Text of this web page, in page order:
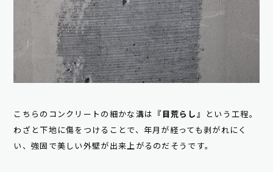
こちらのコンクリートの細かな溝は 『目荒らし』
という工程。
わざと下地に傷をつけることで、年月が経っても剥がれにく
い、強固で美しい外壁が出来上がるのだそうです。